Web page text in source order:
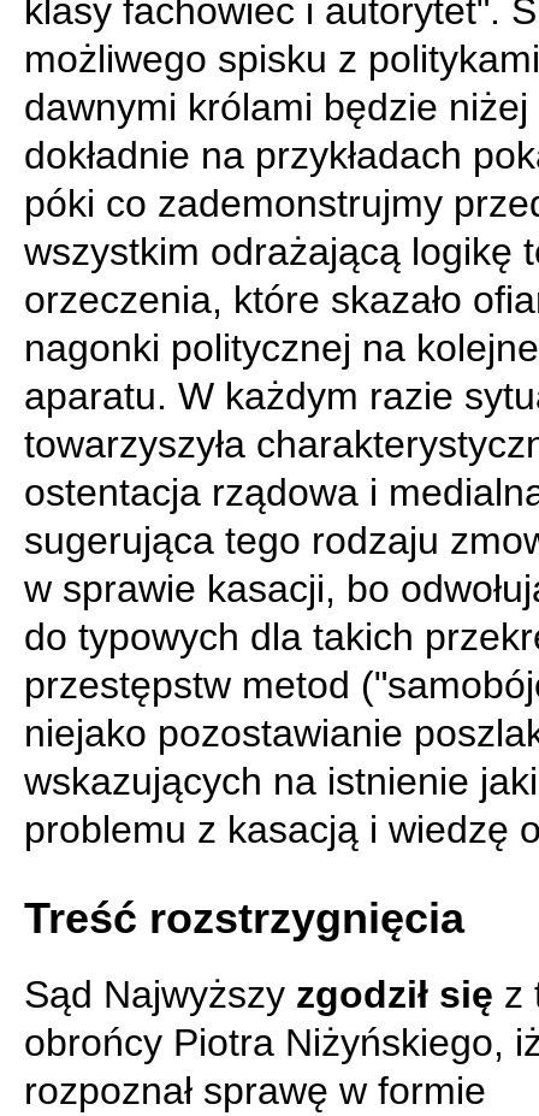
klasy fachowiec i autorytet".
możliwego spisku z
dawnymi królami będzie niżej
dokładnie na przykładach
póki co zademonstrujmy
wszystkim odrażającą logikę
orzeczenia, które skazało
nagonki politycznej na
aparatu. W każdym razie
towarzyszyła
ostentacja rządowa i
sugerująca tego rodzaju
w sprawie kasacji, bo
do typowych dla takich
przestępstw metod
niejako pozostawianie
wskazujących na istnienie
problemu z kasacją i wiedzę
Treść rozstrzygnięcia
Sąd Najwyższy zgodził się z
obrońcy Piotra Niżyńskiego,
rozpoznał sprawę w formie